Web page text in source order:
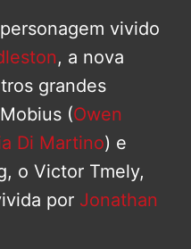
vivido
, a nova
grandes
(Owen
Di Martino) e
o Victor Tmely,
por Jonathan